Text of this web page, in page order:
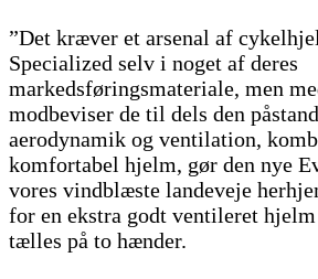
”Det kræver et arsenal af
Specialized selv i noget af deres
markedsføringsmateriale, men
modbeviser de til dels den
aerodynamik og ventilation,
komfortabel hjelm, gør den nye
vores vindblæste landeveje
for en ekstra godt ventileret
tælles på to hænder.